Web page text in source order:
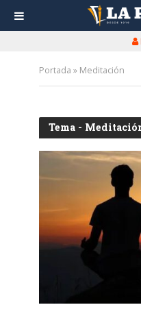
Portada » Meditación
Tema -